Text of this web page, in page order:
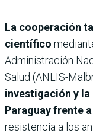
La cooperación
científico
Administración
Salud (ANLIS-
investigación y
Paraguay frente
resistencia a los